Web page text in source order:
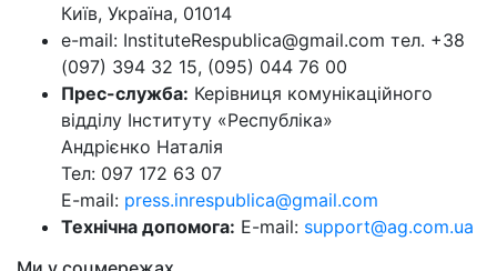
Київ, Україна, 01014
e-mail: InstituteRespublica@gmail.com тел. +38
(097) 394 32 15, (095) 044 76 00
Прес-служба: Керівниця комунікаційного
відділу Інституту «Республіка»
Андрієнко Наталія
Тел: 097 172 63 07
E-mail: press.inrespublica@gmail.com
Технічна допомога: E-mail: support@ag.com.ua